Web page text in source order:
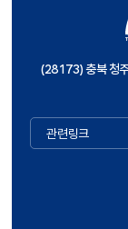
(28173) 충북 청
관련링크